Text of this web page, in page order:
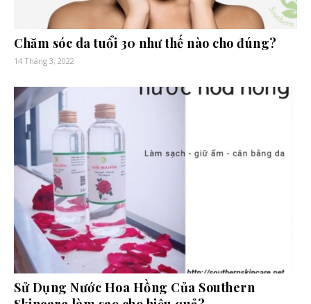
Chăm sóc da tuổi 30 như thế nào cho đúng?
14 Tháng 3, 2022
Sử Dụng Nước Hoa Hồng Của Southern